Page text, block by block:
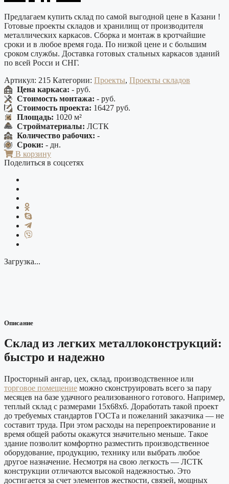
Предлагаем купить склад по самой выгодной цене в Казани !
Готовые проекты складов и хранилищ от производителя
металлических каркасов. Сборка и монтаж в кротчайшие
сроки и в любое время года. По низкой цене и с большим
сроком службы. Доставка готовых стальных каркасов зданий
по всей Росси и СНГ.
Артикул: 215 Категории: Проекты, Проекты складов
Цена каркаса: - руб.
Стоимость монтажа: - руб.
Стоимость проекта: 16427 руб.
Площадь: 1020 м²
Стройматериалы: ЛСТК
Количество рабочих: -
Сроки: - дн.
В корзину
Поделиться в соцсетях
Загрузка...
Описание
Склад из легких металлоконструкций:
быстро и надежно
Просторный ангар, цех, склад, производственное или
торговое помещение можно сконструировать всего за пару
месяцев на базе удачного реализованного готового. Например,
теплый склад с размерами 15х68х6. Доработать такой проект
до требуемых стандартов ГОСТа и пожеланий заказчика — не
составит труда. При этом расходы на перепроектирование и
время общей работы окажутся значительно меньше. Такое
здание позволит комфортно разместить производственное
оборудование, продукцию, технику или выбрать любое
другое назначение. Несмотря на свою легкость — ЛСТК
конструкции отличаются высокой надежностью. Это
достигается за счет элементов жесткости, связей, мощных